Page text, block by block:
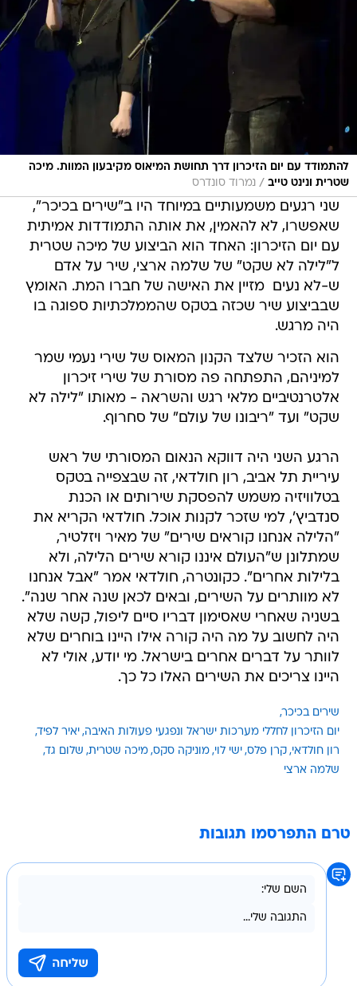
להתמודד עם יום הזיכרון דרך תחושת המיאוס מקיבעון המוות. מיכה
שטרית ונינט טייב / נמרוד סונדרס
שני רגעים משמעותיים במיוחד היו ב"שירים בכיכר",
שאפשרו, לא להאמין, את אותה התמודדות אמיתית
עם יום הזיכרון: האחד הוא הביצוע של מיכה שטרית
ל"לילה לא שקט" של שלמה ארצי, שיר על אדם
ש-לא נעים  מזיין את האישה של חברו המת. האומץ
שבביצוע שיר שכזה בטקס שהממלכתיות ספוגה בו
היה מרגש.
הוא הזכיר שלצד הקנון המאוס של שירי נעמי שמר
למיניהם, התפתחה פה מסורת של שירי זיכרון
אלטרנטיביים מלאי רגש והשראה - מאותו "לילה לא
שקט" ועד "ריבונו של עולם" של סחרוף.
הרגע השני היה דווקא הנאום המסורתי של ראש
עיריית תל אביב, רון חולדאי, זה שבצפייה בטקס
בטלוויזיה משמש להפסקת שירותים או הכנת
סנדביץ', למי שזכר לקנות אוכל. חולדאי הקריא את
"הלילה אנחנו קוראים שירים" של מאיר ויזלטיר,
שמתלונן ש"העולם איננו קורא שירים הלילה, ולא
בלילות אחרים". כקונטרה, חולדאי אמר "אבל אנחנו
לא מוותרים על השירים, ובאים לכאן שנה אחר שנה".
בשניה שאחרי שאסימון דבריו סיים ליפול, קשה שלא
היה לחשוב על מה היה קורה אילו היינו בוחרים שלא
לוותר על דברים אחרים בישראל. מי יודע, אולי לא
היינו צריכים את השירים האלו כל כך.
שירים בכיכר
יום הזיכרון לחללי מערכות ישראל ונפגעי פעולות האיבה יאיר לפיד
רון חולדאי קרן פלס ישי לוי מוניקה סקס מיכה שטרית שלום גד
שלמה ארצי
טרם התפרסמו תגובות